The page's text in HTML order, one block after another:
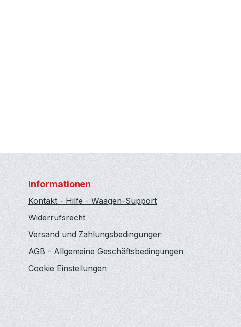
Informationen
Kontakt - Hilfe - Waagen-Support
Widerrufsrecht
Versand und Zahlungsbedingungen
AGB - Allgemeine Geschäftsbedingungen
Cookie Einstellungen